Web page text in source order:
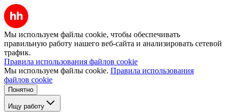
Мы используем файлы cookie, чтобы обеспечивать
правильную работу нашего веб-сайта и анализировать сетевой
трафик.
Правила использования файлов cookie
Мы используем файлы cookie. Правила использования
файлов cookie
Понятно
Ищу работу